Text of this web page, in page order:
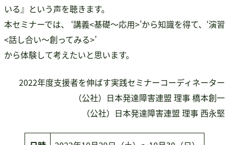
いる』という声を聴きます。
本セミナーでは、 ‘講義<基礎〜応用>’から知識を得て、‘演習
<話し合い〜創ってみる>’
から体験して考えたいと思います。
2022年度支援者を伸ばす実践セミナーコーディネーター
（公社）日本発達障害連盟 理事 橋本創一
（公社）日本発達障害連盟 理事 西永堅